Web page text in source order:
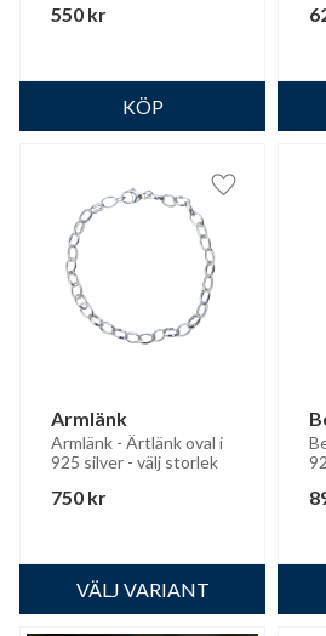
550 kr
Armlänk
Armlänk - Ärtlänk oval i
925 silver - välj storlek
750 kr
Lägg till i